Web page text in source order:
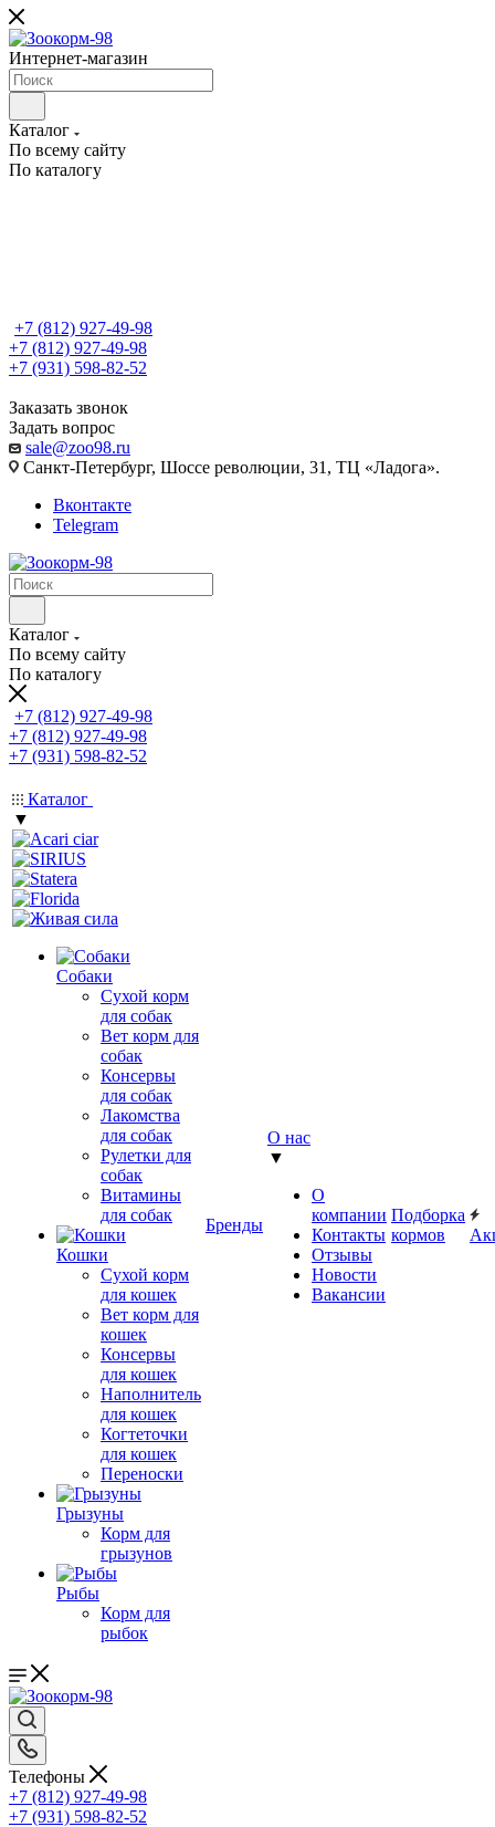
Интернет-магазин
Каталог
По всему сайту
По каталогу
+7 (812) 927-49-98
+7 (812) 927-49-98
+7 (931) 598-82-52
Заказать звонок
Задать вопрос
sale@zoo98.ru
Санкт-Петербург, Шоссе революции, 31, ТЦ «Ладога».
Вконтакте
Telegram
Каталог
По всему сайту
По каталогу
+7 (812) 927-49-98
+7 (812) 927-49-98
+7 (931) 598-82-52
Каталог
▼
Собаки
Сухой корм
для собак
Вет корм для
собак
Консервы
для собак
Лакомства
для собак
Рулетки для
собак
Витамины
для собак
Кошки
Сухой корм
для кошек
Вет корм для
кошек
Консервы
для кошек
Наполнитель
для кошек
Когтеточки
для кошек
Переноски
Грызуны
Корм для
грызунов
Рыбы
Корм для
рыбок
Бренды
О нас
▼
О
компании
Контакты
Отзывы
Новости
Вакансии
Подборка
кормов
Телефоны
+7 (812) 927-49-98
+7 (931) 598-82-52